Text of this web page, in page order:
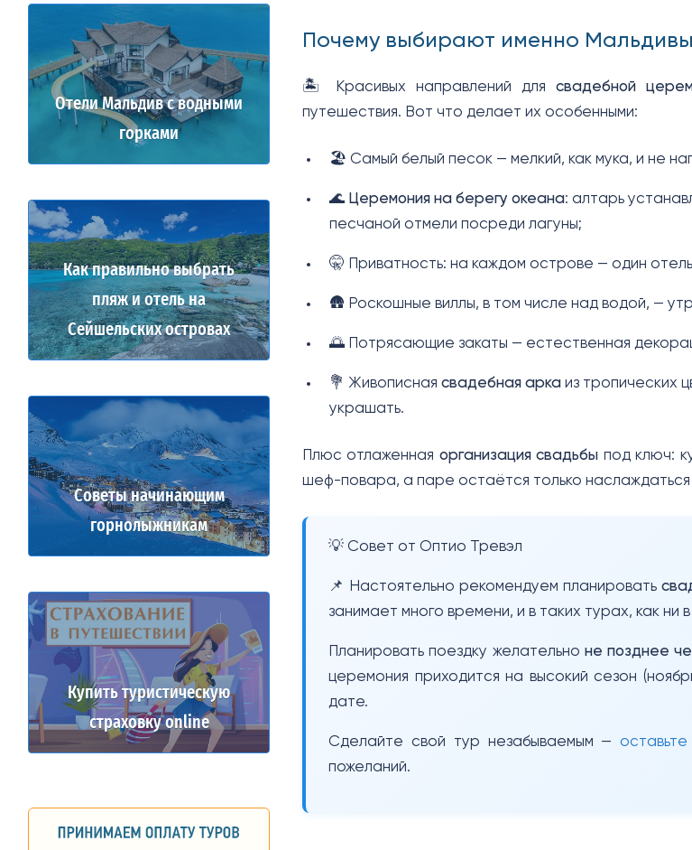
Отели Мальдив с водными
горками
Как правильно выбрать
пляж и отель на
Сейшельских островах
Советы начинающим
горнолыжникам
Купить туристическую
страховку online
Почему выбирают именно
🏝️ Красивых направлений для свадебной
путешествия. Вот что делает их особенными:
🏖️ Самый белый песок — мелкий, как мука, и не
🌊 Церемония на берегу океана: алтарь
песчаной отмели посреди лагуны;
🤫 Приватность: на каждом острове — один
🛖 Роскошные виллы, в том числе над водой, —
🌅 Потрясающие закаты — естественная
💐 Живописнаясвадебная арка из тропических
украшать.
Плюс отлаженная организация свадьбы под ключ:
шеф-повара, а паре остаётся только наслаждаться
💡 Совет от Оптио Тревэл
📌 Настоятельно рекомендуем планировать
занимает много времени, и в таких турах, как ни
Планировать поездку желательно не позднее
церемония приходится на высокий сезон
дате.
Сделайте свой тур незабываемым —оставьте
пожеланий.